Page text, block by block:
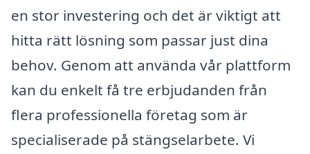
en stor investering och det är viktigt att
hitta rätt lösning som passar just dina
behov. Genom att använda vår plattform
kan du enkelt få tre erbjudanden från
flera professionella företag som är
specialiserade på stängselarbete. Vi